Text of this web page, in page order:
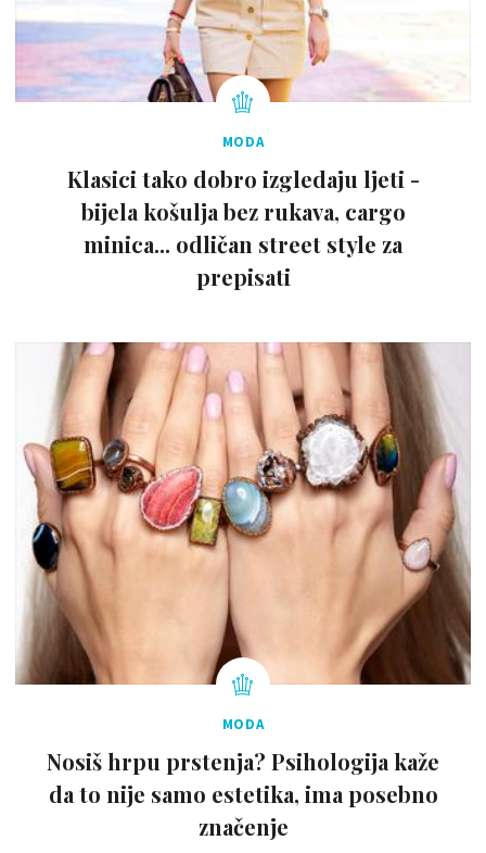
MODA
Klasici tako dobro izgledaju ljeti -
bijela košulja bez rukava, cargo
minica... odličan street style za
prepisati
MODA
Nosiš hrpu prstenja? Psihologija kaže
da to nije samo estetika, ima posebno
značenje